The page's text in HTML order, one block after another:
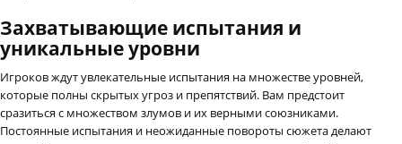
Захватывающие испытания и
уникальные уровни
Игроков ждут увлекательные испытания на множестве уровней,
которые полны скрытых угроз и препятствий. Вам предстоит
сразиться с множеством злумов и их верными союзниками.
Постоянные испытания и неожиданные повороты сюжета делают